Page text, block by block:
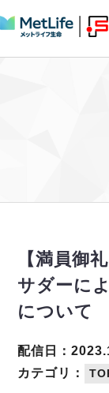
U-23選抜
メディア情報
フットサル日本
その他
戦績表
警告・退場・出
個人ランキン
個人ランキング
個人ランキング
個人ランキング
エスポラー
バルドラー
フウガドー
立川アスレ
ペスカドー
アリーナ
リーグ概要
【満員御
サダーに
について
カテゴリ：
配信日：